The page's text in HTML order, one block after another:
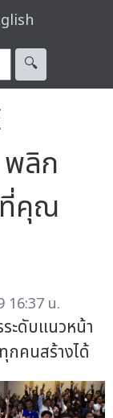
🔍︎
พลิก
คุณ
16:37 น.
ะดับแนวหน้า
กคนสร้างได้